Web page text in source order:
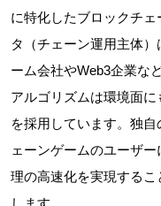
に特化したブロックチ
タ（チェーン運用主体
ーム会社やWeb3企業な
アルゴリズムは環境面
を採用しています。独
ェーンゲームのユーザ
理の高速化を実現する
します。